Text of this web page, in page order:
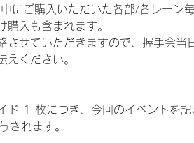
にご購入いただいた各部/各レーン
購入も含まれます。
させていただきますので、握手会
えください。
ド 1 枚につき、今回のイベントを
されます。